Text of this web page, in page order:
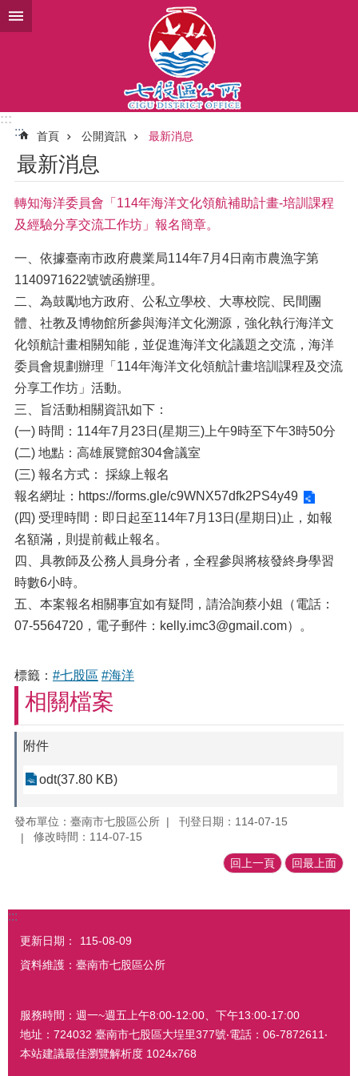
跳到主要內容區塊
:::
:::
首頁 公開資訊 最新消息
最新消息
轉知海洋委員會「114年海洋文化領航補助計畫-培訓課程
及經驗分享交流工作坊」報名簡章。
一、依據臺南市政府農業局114年7月4日南市農漁字第
1140971622號號函辦理。
二、為鼓勵地方政府、公私立學校、大專校院、民間團
體、社教及博物館所參與海洋文化溯源，強化執行海洋文
化領航計畫相關知能，並促進海洋文化議題之交流，海洋
委員會規劃辦理「114年海洋文化領航計畫培訓課程及交流
分享工作坊」活動。
三、旨活動相關資訊如下：
(一) 時間：114年7月23日(星期三)上午9時至下午3時50分
(二) 地點：高雄展覽館304會議室
(三) 報名方式： 採線上報名
報名網址： https://forms.gle/c9WNX57dfk2PS4y49
(四) 受理時間：即日起至114年7月13日(星期日)止，如報
名額滿，則提前截止報名。
四、具教師及公務人員身分者，全程參與將核發終身學習
時數6小時。
五、本案報名相關事宜如有疑問，請洽詢蔡小姐（電話：
07-5564720，電子郵件：kelly.imc3@gmail.com）。
標籤： #七股區 #海洋
相關檔案
附件
odt(37.80 KB)
發布單位：臺南市七股區公所
刊登日期：114-07-15
修改時間：114-07-15
回上一頁 回最上面
:::
更新日期：
115-08-09
資料維護：臺南市七股區公所
服務時間：週一~週五上午8:00-12:00、下午13:00-17:00
地址：724032 臺南市七股區大埕里377號‧電話：06-7872611‧
本站建議最佳瀏覽解析度 1024x768